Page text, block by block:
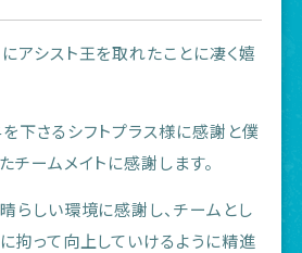
アシスト王を取れたことに凄く嬉
下さるシフトプラス様に感謝と僕
チームメイトに感謝します。
らしい環境に感謝し、チームとし
拘って向上していけるように精進